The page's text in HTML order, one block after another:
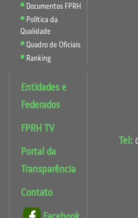
Documentos FPRH
Política da
Qualidade
Quadro de Oficiais
Ranking
Entidades e
Federados
FPRH TV
Portal da
Transparência
Contato
Tel: